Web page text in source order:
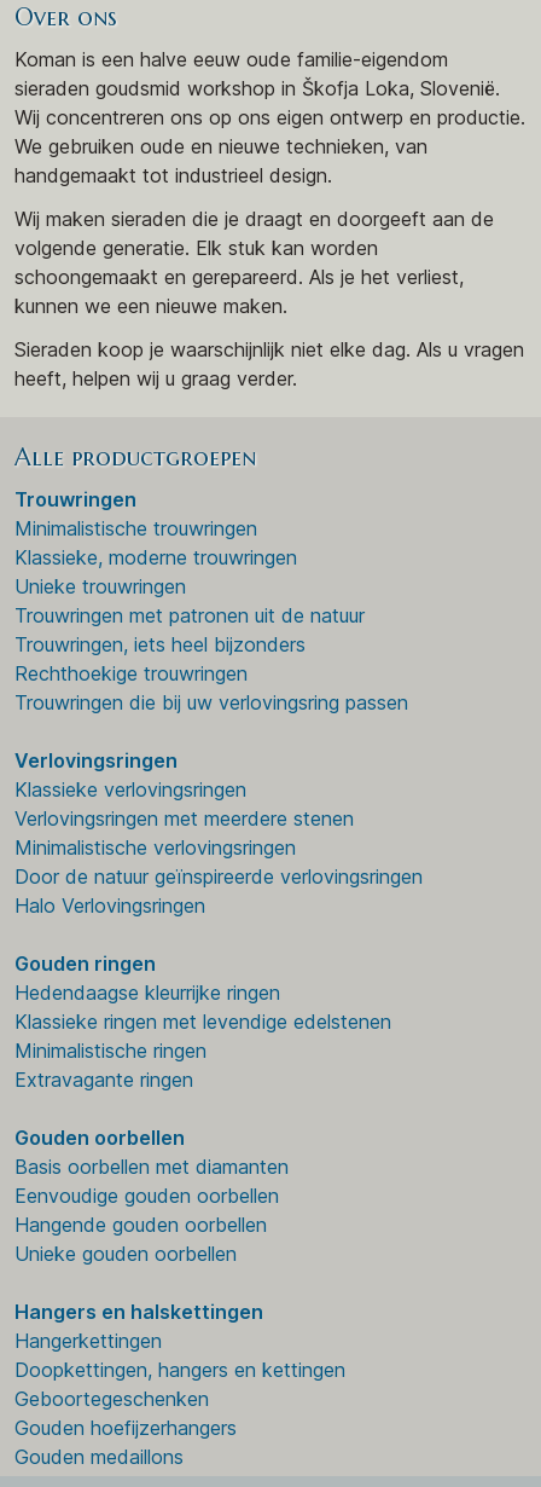
Over ons
Koman is een halve eeuw oude familie-eigendom
sieraden goudsmid workshop in Škofja Loka, Slovenië.
Wij concentreren ons op ons eigen ontwerp en productie.
We gebruiken oude en nieuwe technieken, van
handgemaakt tot industrieel design.
Wij maken sieraden die je draagt en doorgeeft aan de
volgende generatie. Elk stuk kan worden
schoongemaakt en gerepareerd. Als je het verliest,
kunnen we een nieuwe maken.
Sieraden koop je waarschijnlijk niet elke dag. Als u vragen
heeft, helpen wij u graag verder.
Alle productgroepen
Trouwringen
Minimalistische trouwringen
Klassieke, moderne trouwringen
Unieke trouwringen
Trouwringen met patronen uit de natuur
Trouwringen, iets heel bijzonders
Rechthoekige trouwringen
Trouwringen die bij uw verlovingsring passen
Verlovingsringen
Klassieke verlovingsringen
Verlovingsringen met meerdere stenen
Minimalistische verlovingsringen
Door de natuur geïnspireerde verlovingsringen
Halo Verlovingsringen
Gouden ringen
Hedendaagse kleurrijke ringen
Klassieke ringen met levendige edelstenen
Minimalistische ringen
Extravagante ringen
Gouden oorbellen
Basis oorbellen met diamanten
Eenvoudige gouden oorbellen
Hangende gouden oorbellen
Unieke gouden oorbellen
Hangers en halskettingen
Hangerkettingen
Doopkettingen, hangers en kettingen
Geboortegeschenken
Gouden hoefijzerhangers
Gouden medaillons